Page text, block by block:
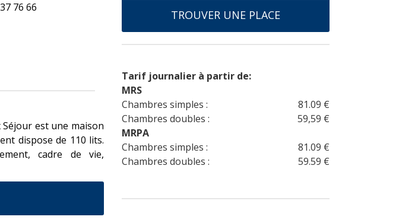
76 66
Séjour est une maison
dispose de 110 lits.
cadre de vie,
TROUVER UNE PLACE
Tarif journalier à partir de:
MRS
Chambres simples :
81.09 €
Chambres doubles :
59,59 €
MRPA
Chambres simples :
81.09 €
Chambres doubles :
59.59 €